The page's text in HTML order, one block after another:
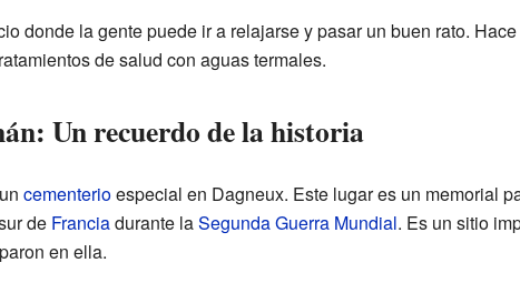
donde la gente puede ir a relajarse y pasar un buen rato.
de salud con aguas termales.
Un recuerdo de la historia
cementerioespecial en Dagneux. Este lugar es un memorial
de Franciadurante laSegunda Guerra Mundial. Es un sitio
en ella.